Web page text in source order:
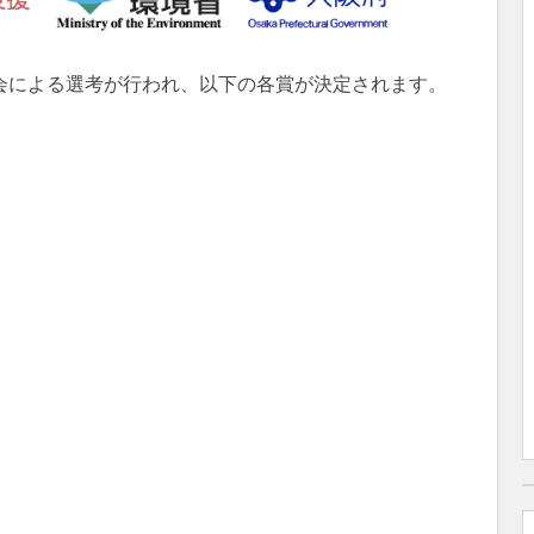
よる選考が行われ、以下の各賞が決定されます。